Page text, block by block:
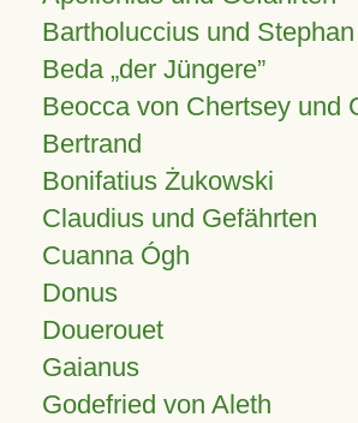
Bartholuccius und Stephan
Beda „der Jüngere”
Beocca von Chertsey und
Bertrand
Bonifatius Żukowski
Claudius und Gefährten
Cuanna Ógh
Donus
Douerouet
Gaianus
Godefried von Aleth